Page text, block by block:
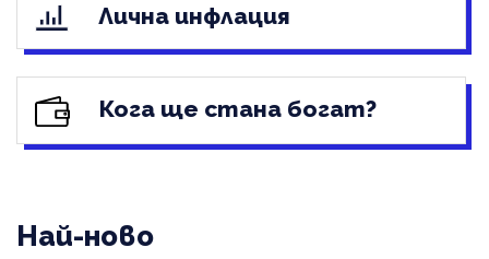
Лична инфлация
Кога ще стана богат?
Най-ново